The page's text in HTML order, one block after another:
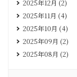
2025年12月 (2)
2025年11月 (4)
2025年10月 (4)
2025年09月 (2)
2025年08月 (2)